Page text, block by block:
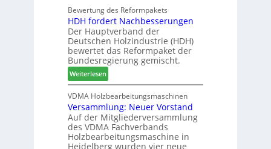
e
r
e
n
2
0
2
6
t
B
e
s
u
c
h
e
r
z
a
h
l
h
a
t
b
o
t
h
i
l
t
b
e
Bewertung des Reformpakets
HDH fordert Nachbesserungen
Der Hauptverband der
Deutschen Holzindustrie (HDH)
bewertet das Reformpaket der
Bundesregierung gemischt.
Weiterlesen:
H
D
H
f
o
r
VDMA Holzbearbeitungsmaschinen
Versammlung: Neuer Vorstand
Auf der Mitgliederversammlung
des VDMA Fachverbands
Holzbearbeitungsmaschine in
Heidelberg wurden vier neue